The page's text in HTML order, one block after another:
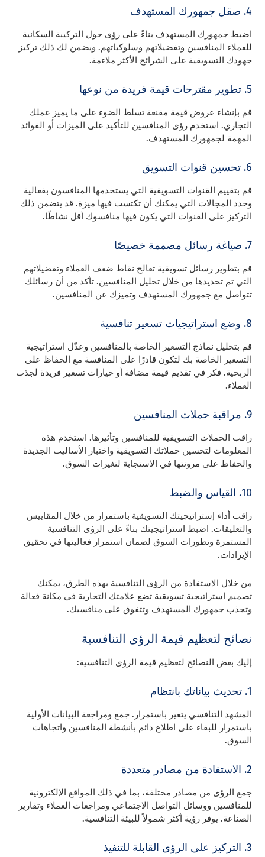
4. صقل جمهورك المستهدف
اضبط جمهورك المستهدف بناءً على رؤى حول التركيبة السكانية
للعملاء المنافسين وتفضيلاتهم وسلوكياتهم. ويضمن لك ذلك تركيز
جهودك التسويقية على الشرائح الأكثر ملاءمة.
5. تطوير مقترحات قيمة فريدة من نوعها
قم بإنشاء عروض قيمة مقنعة تسلط الضوء على ما يميز عملك
التجاري. استخدم رؤى المنافسين للتأكيد على الميزات أو الفوائد
المهمة لجمهورك المستهدف.
6. تحسين قنوات التسويق
قم بتقييم القنوات التسويقية التي يستخدمها المنافسون بفعالية
وحدد المجالات التي يمكنك أن تكتسب فيها ميزة. قد يتضمن ذلك
التركيز على القنوات التي يكون فيها منافسوك أقل نشاطًا.
7. صياغة رسائل مصممة خصيصًا
قم بتطوير رسائل تسويقية تعالج نقاط ضعف العملاء وتفضيلاتهم
التي تم تحديدها من خلال تحليل المنافسين. تأكد من أن رسائلك
تتواصل مع جمهورك المستهدف وتميزك عن المنافسين.
8. وضع استراتيجيات تسعير تنافسية
قم بتحليل نماذج التسعير الخاصة بالمنافسين وعدّل استراتيجية
التسعير الخاصة بك لتكون قادرًا على المنافسة مع الحفاظ على
الربحية. فكر في تقديم قيمة مضافة أو خيارات تسعير فريدة لجذب
العملاء.
9. مراقبة حملات المنافسين
راقب الحملات التسويقية للمنافسين وتأثيرها. استخدم هذه
المعلومات لتحسين حملاتك التسويقية واختبار الأساليب الجديدة
والحفاظ على مرونتها في الاستجابة لتغيرات السوق.
10. القياس والضبط
راقب أداء إستراتيجيتك التسويقية باستمرار من خلال المقاييس
والتعليقات. اضبط استراتيجيتك بناءً على الرؤى التنافسية
المستمرة وتطورات السوق لضمان استمرار فعاليتها في تحقيق
الإيرادات.
من خلال الاستفادة من الرؤى التنافسية بهذه الطرق، يمكنك
تصميم استراتيجية تسويقية تضع علامتك التجارية في مكانة فعالة
وتجذب جمهورك المستهدف وتتفوق على منافسيك.
نصائح لتعظيم قيمة الرؤى التنافسية
إليك بعض النصائح لتعظيم قيمة الرؤى التنافسية:
1. تحديث بياناتك بانتظام
المشهد التنافسي يتغير باستمرار. جمع ومراجعة البيانات الأولية
باستمرار للبقاء على اطلاع دائم بأنشطة المنافسين واتجاهات
السوق.
2. الاستفادة من مصادر متعددة
جمع الرؤى من مصادر مختلفة، بما في ذلك المواقع الإلكترونية
للمنافسين ووسائل التواصل الاجتماعي ومراجعات العملاء وتقارير
الصناعة. يوفر رؤية أكثر شمولاً للبيئة التنافسية.
3. التركيز على الرؤى القابلة للتنفيذ